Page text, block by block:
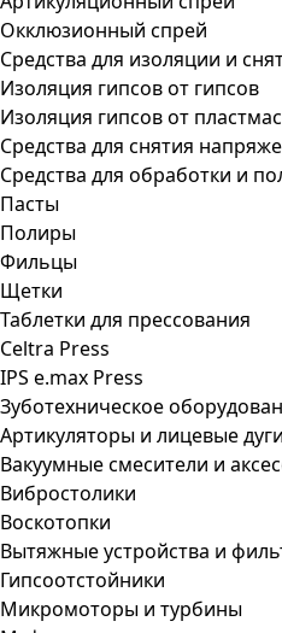
Окклюзионный спрей
Средства для изоляции и
Изоляция гипсов от гипсов
Изоляция гипсов от
Средства для снятия
Средства для обработки и
Пасты
Полиры
Фильцы
Щетки
Таблетки для прессования
Celtra Press
IPS e.max Press
Зуботехническое
Артикуляторы и лицевые дуги
Вакуумные смесители и
Вибростолики
Воскотопки
Вытяжные устройства и
Гипсоотстойники
Микромоторы и турбины